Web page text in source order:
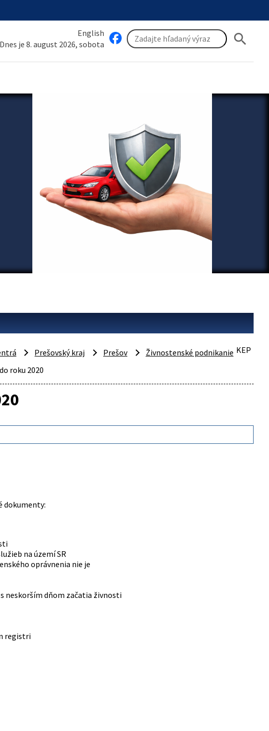
English
Dnes je 8. august 2026, sobota
search
Prešovský kraj Prešov
Živnostenské podnikanie KEP
roku 2020
na území SR
oprávnenia nie je
neskorším dňom začatia živnosti
registri